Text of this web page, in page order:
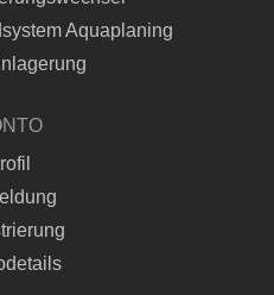
Aquaplaning